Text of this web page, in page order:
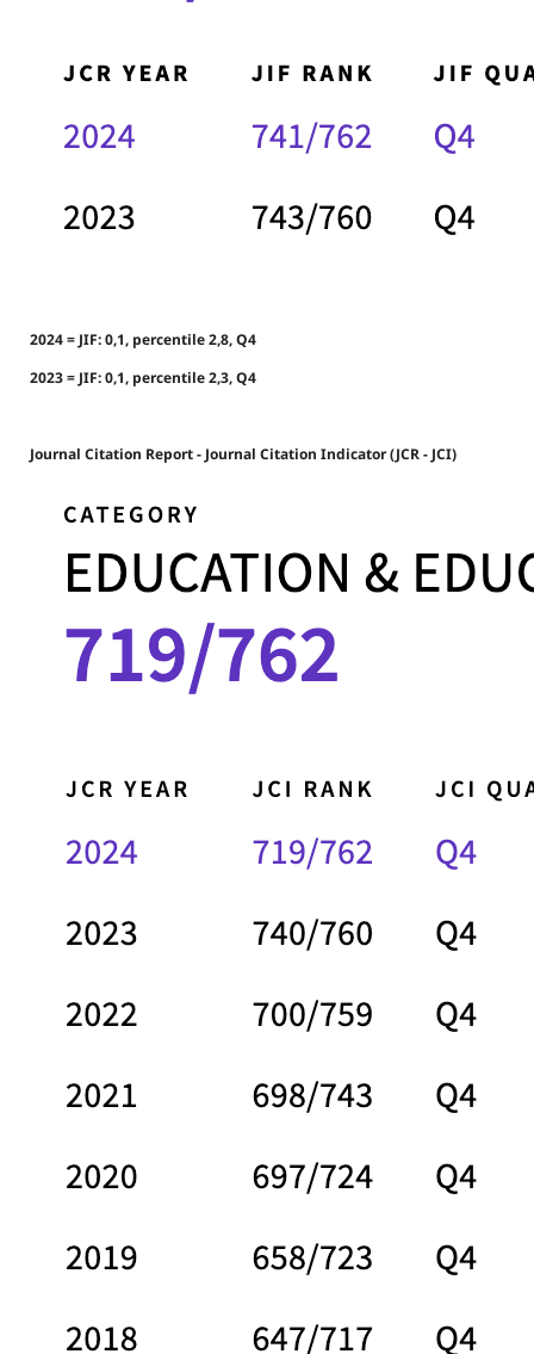
2024 = JIF: 0,1, percentile 2,8, Q4
2023 = JIF: 0,1, percentile 2,3, Q4
Journal Citation Report - Journal Citation Indicator (JCR - JCI)